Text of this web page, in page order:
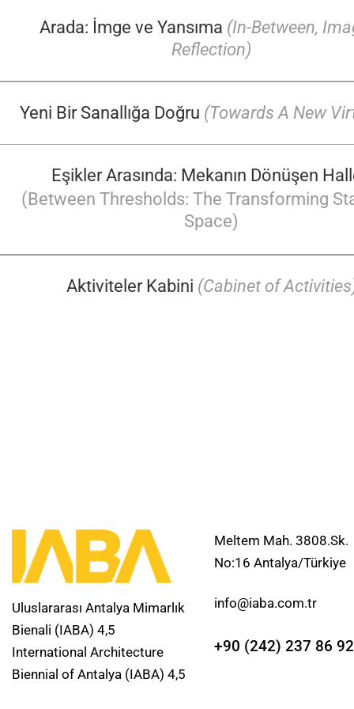
Arada: İmge ve Yansıma (In-Between,
Reflection)
Yeni Bir Sanallığa Doğru (Towards A New
Eşikler Arasında: Mekanın Dönüşen
(Between Thresholds: The Transforming
Space)
Aktiviteler Kabini (Cabinet of
Uluslararası Antalya Mimarlık
Bienali (IABA) 4,5
International Architecture
Biennial of Antalya (IABA) 4,5
Meltem Mah. 3808.Sk.
No:16 Antalya/Türkiye
info@iaba.com.tr
+90 (242) 237 86 92